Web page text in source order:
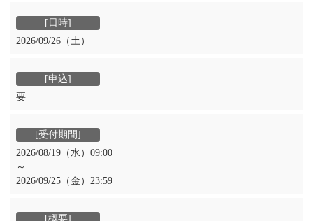
2026/09/26（土）
要
2026/08/19（水）09:00
～
2026/09/25（金）23:59